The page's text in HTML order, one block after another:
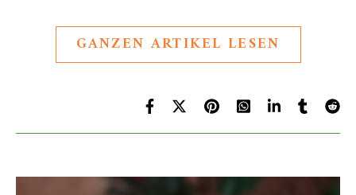
GANZEN ARTIKEL LESEN